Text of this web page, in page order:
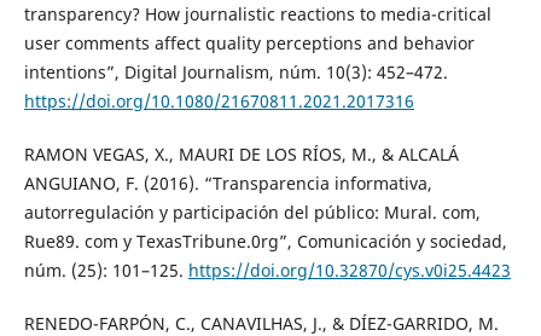
transparency? How journalistic reactions to media-critical
user comments affect quality perceptions and behavior
intentions”, Digital Journalism, núm. 10(3): 452–472.
https://doi.org/10.1080/21670811.2021.2017316
RAMON VEGAS, X., MAURI DE LOS RÍOS, M., & ALCALÁ
ANGUIANO, F. (2016). “Transparencia informativa,
autorregulación y participación del público: Mural. com,
Rue89. com y TexasTribune.0rg”, Comunicación y sociedad,
núm. (25): 101–125. https://doi.org/10.32870/cys.v0i25.4423
RENEDO-FARPÓN, C., CANAVILHAS, J., & DÍEZ-GARRIDO, M.